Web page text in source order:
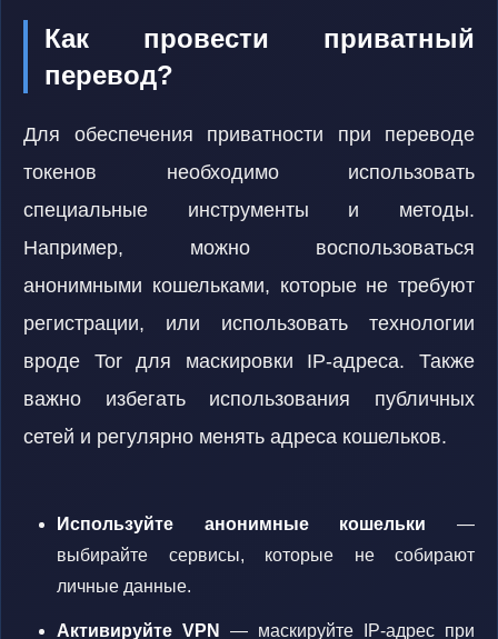
Как провести приватный
перевод?
Для обеспечения приватности при переводе
токенов необходимо использовать
специальные инструменты и методы.
Например, можно воспользоваться
анонимными кошельками, которые не требуют
регистрации, или использовать технологии
вроде Tor для маскировки IP-адреса. Также
важно избегать использования публичных
сетей и регулярно менять адреса кошельков.
Используйте анонимные кошельки —
выбирайте сервисы, которые не собирают
личные данные.
Активируйте VPN — маскируйте IP-адрес при